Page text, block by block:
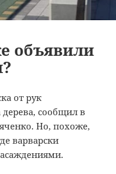
объявили
от рук
дерева, сообщил в
Но, похоже,
варварски